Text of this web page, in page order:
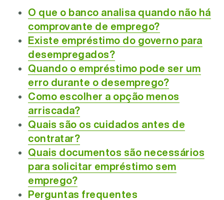
O que o banco analisa quando não há
comprovante de emprego?
Existe empréstimo do governo para
desempregados?
Quando o empréstimo pode ser um
erro durante o desemprego?
Como escolher a opção menos
arriscada?
Quais são os cuidados antes de
contratar?
Quais documentos são necessários
para solicitar empréstimo sem
emprego?
Perguntas frequentes